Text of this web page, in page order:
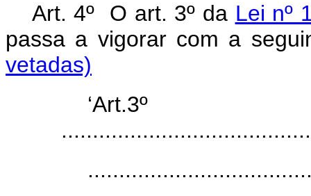
Art. 4º O art. 3º da Lei nº
passa a vigorar com a
vetadas)
‘Art.3º